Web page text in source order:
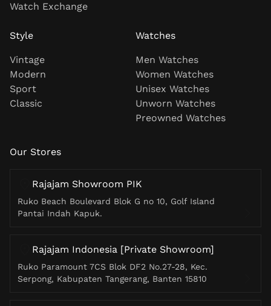
Watch Exchange
Style
Vintage
Modern
Sport
Classic
Watches
Men Watches
Women Watches
Unisex Watches
Unworn Watches
Preowned Watches
Our Stores
Rajajam Showroom PIK
Ruko Beach Boulevard Blok G no 10, Golf Island
Pantai Indah Kapuk.
Rajajam Indonesia [Private Showroom]
Ruko Paramount 7CS Blok DF2 No.27-28, Kec.
Serpong, Kabupaten Tangerang, Banten 15810